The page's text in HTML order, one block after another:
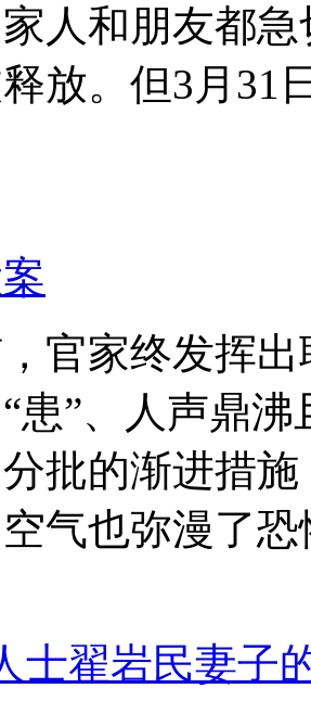
人和朋友都
放。但3月31
官家终发挥
患”、人声鼎
批的渐进措
气也弥漫了
士翟岩民妻子